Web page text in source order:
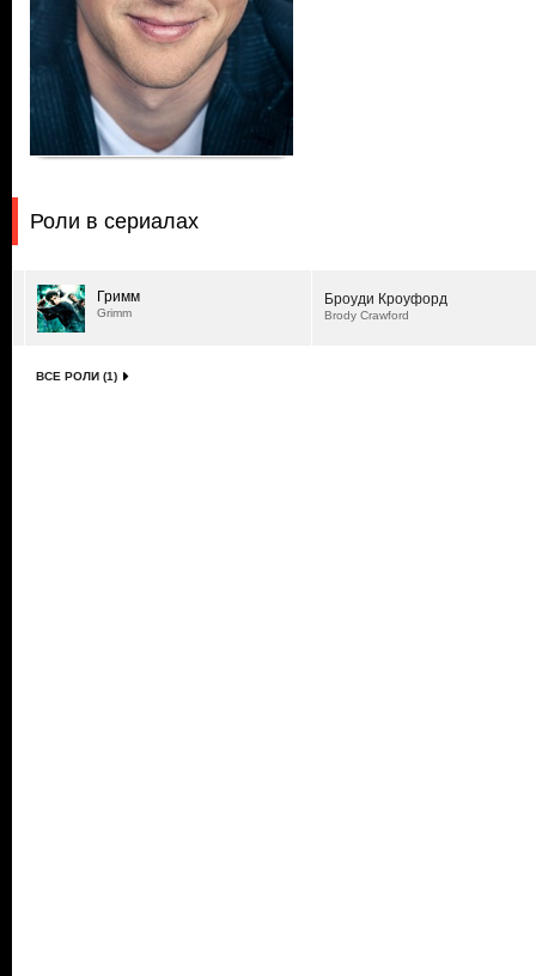
Роли в сериалах
Гримм
Grimm
Броуди Кроуфорд
Brody Crawford
ВСЕ РОЛИ (1)